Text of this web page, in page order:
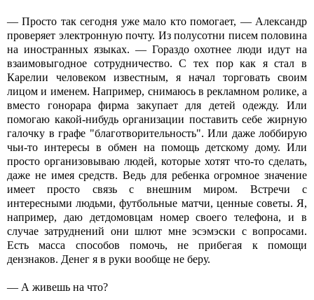
— Просто так сегодня уже мало кто помогает, — Александр
проверяет электронную почту. Из полусотни писем половина
на иностранных языках. — Гораздо охотнее люди идут на
взаимовыгодное сотрудничество. С тех пор как я стал в
Карелии человеком известным, я начал торговать своим
лицом и именем. Например, снимаюсь в рекламном ролике, а
вместо гонорара фирма закупает для детей одежду. Или
помогаю какой-нибудь организации поставить себе жирную
галочку в графе "благотворительность". Или даже лоббирую
чьи-то интересы в обмен на помощь детскому дому. Или
просто организовываю людей, которые хотят что-то сделать,
даже не имея средств. Ведь для ребенка огромное значение
имеет просто связь с внешним миром. Встречи с
интересными людьми, футбольные матчи, ценные советы. Я,
например, даю детдомовцам номер своего телефона, и в
случае затруднений они шлют мне эсэмэски с вопросами.
Есть масса способов помочь, не прибегая к помощи
дензнаков. Денег я в руки вообще не беру.
— А живешь на что?